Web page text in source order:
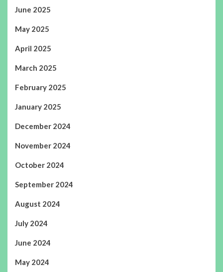
June 2025
May 2025
April 2025
March 2025
February 2025
January 2025
December 2024
November 2024
October 2024
September 2024
August 2024
July 2024
June 2024
May 2024